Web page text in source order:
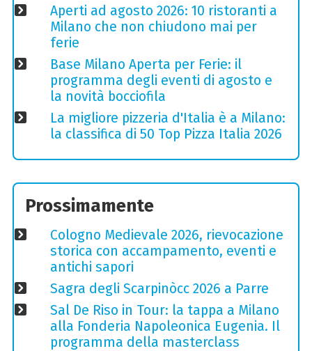
Aperti ad agosto 2026: 10 ristoranti a
Milano che non chiudono mai per
ferie
Base Milano Aperta per Ferie: il
programma degli eventi di agosto e
la novità bocciofila
La migliore pizzeria d'Italia è a Milano:
la classifica di 50 Top Pizza Italia 2026
Prossimamente
Cologno Medievale 2026, rievocazione
storica con accampamento, eventi e
antichi sapori
Sagra degli Scarpinòcc 2026 a Parre
Sal De Riso in Tour: la tappa a Milano
alla Fonderia Napoleonica Eugenia. Il
programma della masterclass